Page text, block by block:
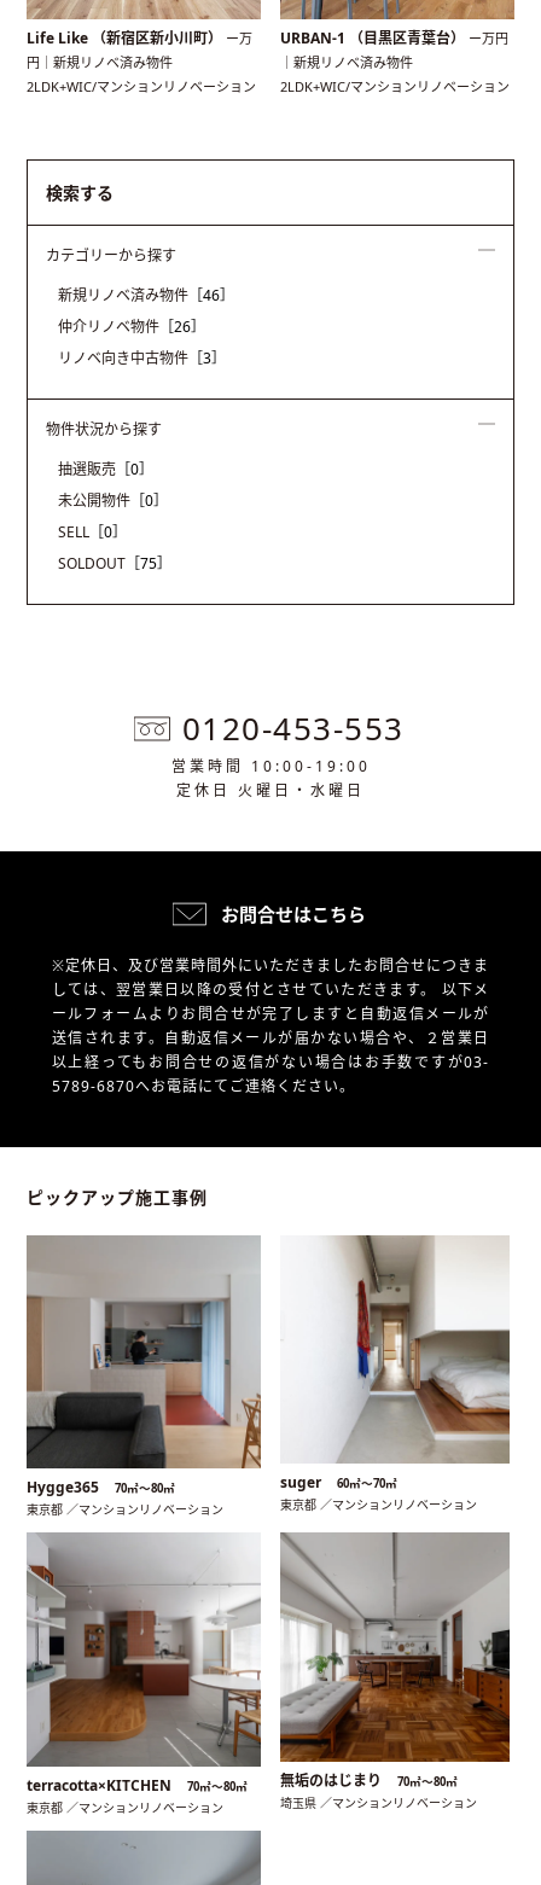
Life Like （新宿区新小川町）
ー万
円｜新規リノベ済み物件
2LDK+WIC/マンションリノベーション
URBAN-1 （目黒区青葉台）
ー万円
｜新規リノベ済み物件
2LDK+WIC/マンションリノベーション
検索する
カテゴリーから探す
新規リノベ済み物件 ［46］
仲介リノベ物件 ［26］
リノベ向き中古物件 ［3］
物件状況から探す
抽選販売 ［0］
未公開物件 ［0］
SELL ［0］
SOLDOUT ［75］
0120-453-553
営業時間 10:00-19:00
定休日 火曜日・水曜日
お問合せはこちら
※定休日、及び営業時間外にいただきましたお問合せにつきま
しては、翌営業日以降の受付とさせていただきます。 以下メ
ールフォームよりお問合せが完了しますと自動返信メールが
送信されます。自動返信メールが届かない場合や、
２営業日
以上経ってもお問合せの返信がない場合はお手数ですが03-
5789-6870へお電話にてご連絡ください。
ピックアップ施工事例
Hygge365 70㎡〜80㎡
東京都 ／マンションリノベーション
suger 60㎡〜70㎡
東京都 ／マンションリノベーション
terracotta×KITCHEN 70㎡〜80㎡
東京都 ／マンションリノベーション
無垢のはじまり 70㎡〜80㎡
埼玉県 ／マンションリノベーション